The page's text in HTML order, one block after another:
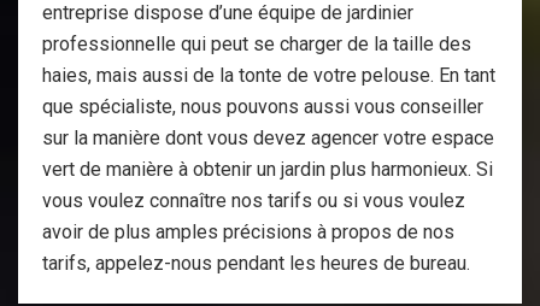
entreprise dispose d’une équipe de jardinier
professionnelle qui peut se charger de la taille des
haies, mais aussi de la tonte de votre pelouse. En tant
que spécialiste, nous pouvons aussi vous conseiller
sur la manière dont vous devez agencer votre espace
vert de manière à obtenir un jardin plus harmonieux. Si
vous voulez connaître nos tarifs ou si vous voulez
avoir de plus amples précisions à propos de nos
tarifs, appelez-nous pendant les heures de bureau.